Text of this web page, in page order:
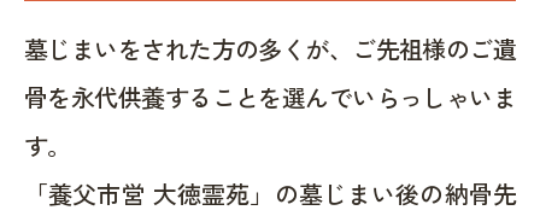
墓じまいをされた方の多くが、ご先祖様のご遺
骨を永代供養することを選んでいらっしゃいま
す。
「養父市営 大徳霊苑」の墓じまい後の納骨先